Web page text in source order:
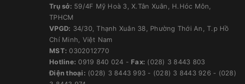
Trụ sở: 59/4F Mỹ Hoà 3, X.Tân Xuân, H.Hóc Môn,
TPHCM
VPGD: 34/30, Thạnh Xuân 38, Phường Thới An, T.p Hồ
Chí Minh, Việt Nam
MST: 0302012770
Hotline: 0919 840 024 - Fax: (028) 3 8443 803
Điện thoại: (028) 3 8443 993 - (028) 3 8443 926 - (028)